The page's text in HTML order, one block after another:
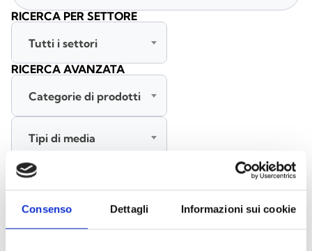
Consenso Dettagli Informazioni sui cookie
RICERCA PER SETTORE
Tutti i settori
RICERCA AVANZATA
Categorie di prodotti
Tipi di media
Tutte le lingue
CERCA